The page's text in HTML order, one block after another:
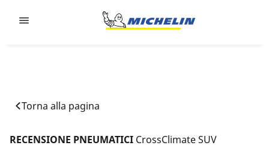
Torna alla pagina
RECENSIONE PNEUMATICI CrossClimate SUV